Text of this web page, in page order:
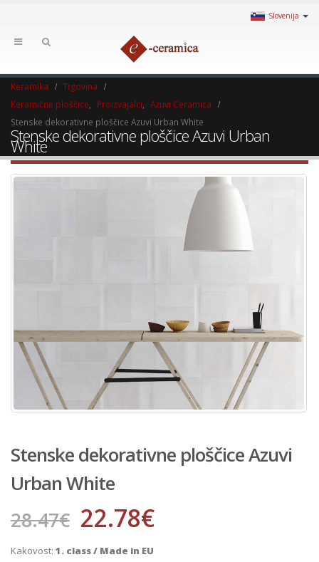
Slovenija
Keramika
Trgovina
Keramične ploščice
Proizvajalci
Azuvi Ceramica
Stenske dekorativne ploščice Azuvi Urban White
Stenske dekorativne ploščice Azuvi Urban
White
Stenske dekorativne ploščice Azuvi
Urban White
28.47€ 22.78€
Kakovost: 1. class / Made in EU